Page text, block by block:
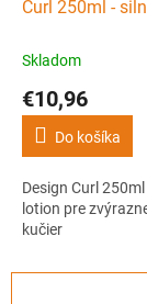
Curl 250ml -
kučier
Skladom
€10,96
Do košíka
Design Curl
lotion pre
kučier